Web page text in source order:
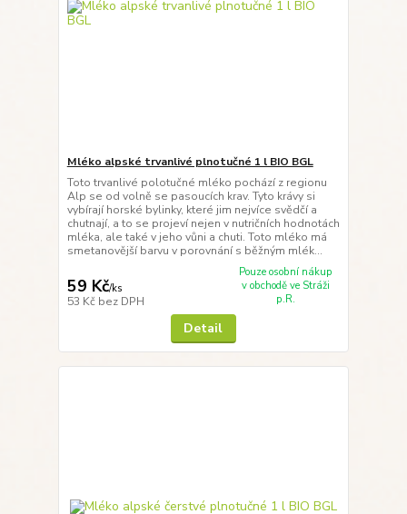
Mléko alpské trvanlivé plnotučné 1 l BIO BGL
Toto trvanlivé polotučné mléko pochází z regionu
Alp se od volně se pasoucích krav. Tyto krávy si
vybírají horské bylinky, které jim nejvíce svědčí a
chutnají, a to se projeví nejen v nutričních hodnotách
mléka, ale také v jeho vůni a chuti. Toto mléko má
smetanovější barvu v porovnání s běžným mlék...
59 Kč/ks
53 Kč bez DPH
Pouze osobní nákup
v obchodě ve Stráži
p.R.
Detail